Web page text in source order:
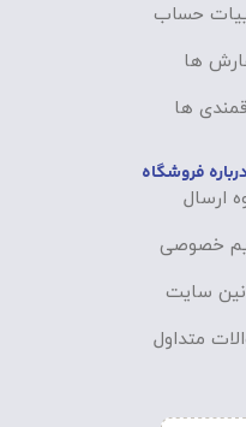
حساب
ها
ها
درباره فروشگاه
ارسال
خصوصی
سایت
متداول